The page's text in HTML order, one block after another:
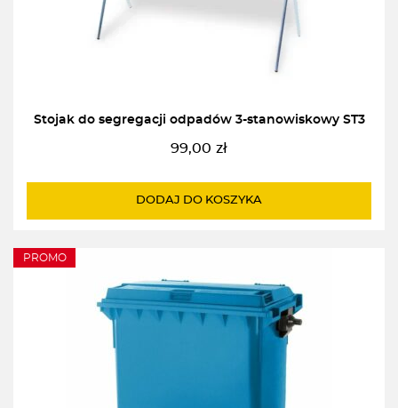
Stojak do segregacji odpadów 3-stanowiskowy ST3
99,00 zł
DODAJ DO KOSZYKA
PROMO